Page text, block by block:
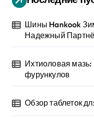
Шины Hankook
Надежный
Ихтиоловая
фурункулов
Обзор таблеток